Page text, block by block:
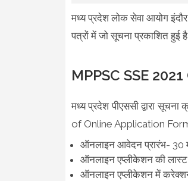
मध्य प्रदेश लोक सेवा आयोग
पत्रों में जो सूचना प्रकाशित हुई
MPPSC SSE
मध्य प्रदेश पीएससी द्वारा
of Online Application Form) में
ऑनलाइन आवेदन प्रारंभ- 30
ऑनलाइन एप्लीकेशन की
ऑनलाइन एप्लीकेशन में